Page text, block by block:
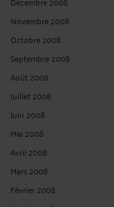
Novembre 2008
Octobre 2008
Septembre 2008
Août 2008
Juillet 2008
Juin 2008
Mai 2008
Avril 2008
Mars 2008
Février 2008